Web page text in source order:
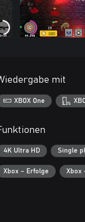
mit
XBOX One
4K Ultra HD Single
Xbox – Erfolge Xbox